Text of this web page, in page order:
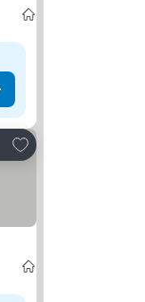
Agregar a favoritos